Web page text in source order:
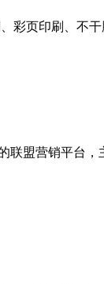
彩页印刷、不
联盟营销平台